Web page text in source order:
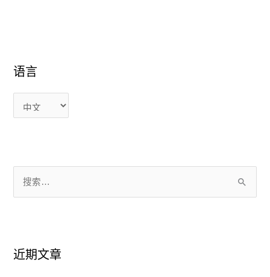
语言
言
近期文章
言